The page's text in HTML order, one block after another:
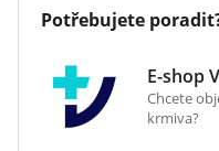
Potřebujete
E-shop
Chcete
krmiva?